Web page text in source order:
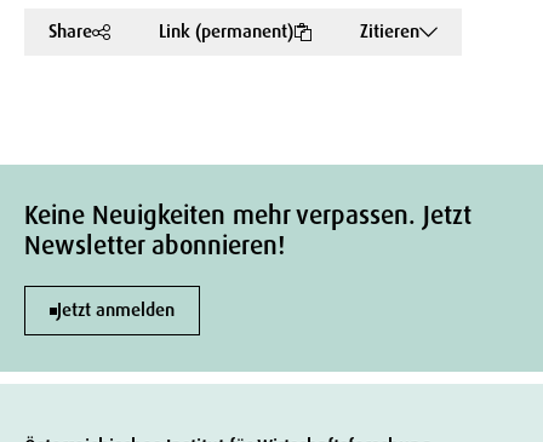
Share Link (permanent) Zitieren
Keine Neuigkeiten mehr verpassen. Jetzt
Newsletter abonnieren!
Jetzt anmelden